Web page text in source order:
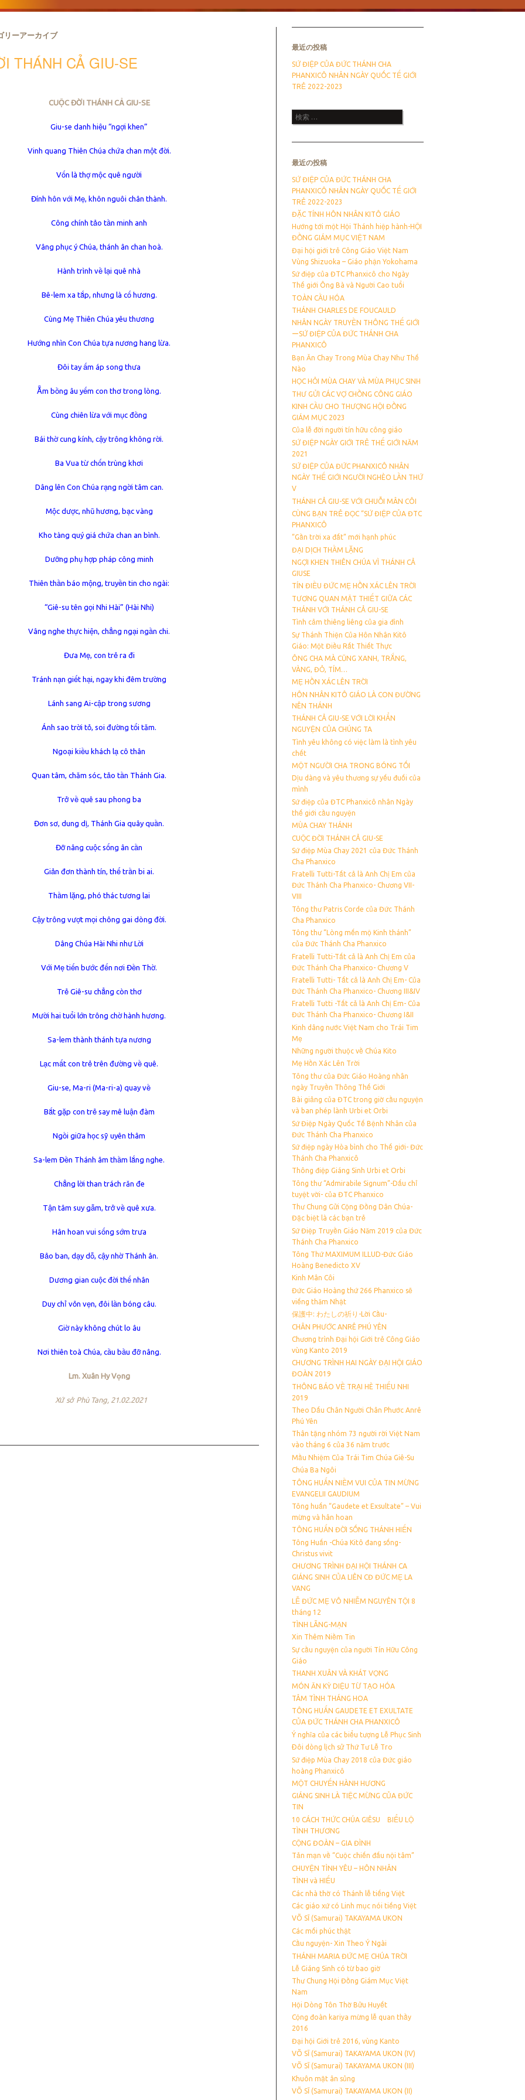
リーアーカイブ
THÁNH CẢ GIU-SE
CUỘC ĐỜI THÁNH CẢ GIU-SE
Giu-se danh hiệu “ngợi khen”
Vinh quang Thiên Chúa chứa chan một đời.
Vốn là thợ mộc quê người
Đính hôn với Mẹ, khôn nguôi chân thành.
Công chính tảo tần minh anh
Vâng phục ý Chúa, thánh ân chan hoà.
Hành trình về lại quê nhà
Bê-lem xa tắp, nhưng là cố hương.
Cùng Mẹ Thiên Chúa yêu thương
Hướng nhìn Con Chúa tựa nương hang lừa.
Đôi tay ấm áp song thưa
Ẵm bồng âu yếm con thơ trong lòng.
Cùng chiên lừa với mục đồng
Bái thờ cung kính, cậy trông không rời.
Ba Vua từ chốn trùng khơi
Dâng lên Con Chúa rạng ngời tâm can.
Mộc dược, nhũ hương, bạc vàng
Kho tàng quý giá chứa chan an bình.
Dưỡng phụ hợp pháp công minh
Thiên thần báo mộng, truyền tin cho ngài:
“Giê-su tên gọi Nhi Hài” (Hài Nhi)
Vâng nghe thực hiện, chẳng ngại ngần chi.
Đưa Mẹ, con trẻ ra đi
Tránh nạn giết hại, ngay khi đêm trường
Lánh sang Ai-cập trong sương
Ánh sao trời tỏ, soi đường tối tăm.
Ngoại kiều khách lạ cô thân
Quan tâm, chăm sóc, tảo tần Thánh Gia.
Trở về quê sau phong ba
Đơn sơ, dung dị, Thánh Gia quây quần.
Đỡ nâng cuộc sống ân cần
Giản đơn thành tín, thế trần bi ai.
Thầm lặng, phó thác tương lai
Cậy trông vượt mọi chông gai dòng đời.
Dâng Chúa Hài Nhi như Lời
Với Mẹ tiến bước đến nơi Đền Thờ.
Trẻ Giê-su chẳng còn thơ
Mười hai tuổi lớn trông chờ hành hương.
Sa-lem thành thánh tựa nương
Lạc mất con trẻ trên đường về quê.
Giu-se, Ma-ri (Ma-ri-a) quay về
Bắt gặp con trẻ say mê luận đàm
Ngồi giữa học sỹ uyên thâm
Sa-lem Đền Thánh âm thầm lắng nghe.
Chẳng lời than trách răn đe
Tận tâm suy gẫm, trở về quê xưa.
Hân hoan vui sống sớm trưa
Bảo ban, dạy dỗ, cậy nhờ Thánh ân.
Dương gian cuộc đời thế nhân
Duy chỉ vỏn vẹn, đôi lần bóng câu.
Giờ này không chút lo âu
Nơi thiên toà Chúa, cầu bầu đỡ nâng.
Lm. Xuân Hy Vọng
Xứ sở Phù Tang, 21.02.2021
最近の投稿
SỨ ĐIỆP CỦA ĐỨC THÁNH CHA
PHANXICÔ NHÂN NGÀY QUỐC TẾ GIỚI
TRẺ 2022-2023
検索
最近の投稿
SỨ ĐIỆP CỦA ĐỨC THÁNH CHA
PHANXICÔ NHÂN NGÀY QUỐC TẾ GIỚI
TRẺ 2022-2023
ĐẶC TÍNH HÔN NHÂN KITÔ GIÁO
Hướng tới một Hội Thánh hiệp hành-HỘI
ĐỒNG GIÁM MỤC VIỆT NAM
Đại hội giới trẻ Công Giáo Việt Nam
Vùng Shizuoka – Giáo phận Yokohama
Sứ điệp của ĐTC Phanxicô cho Ngày
Thế giới Ông Bà và Người Cao tuổi
TOÀN CẦU HÓA
THÁNH CHARLES DE FOUCAULD
NHÂN NGÀY TRUYỀN THÔNG THẾ GIỚI
ーSỨ ĐIỆP CỦA ĐỨC THÁNH CHA
PHANXICÔ
Bạn Ăn Chay Trong Mùa Chay Như Thế
Nào
HỌC HỎI MÙA CHAY VÀ MÙA PHỤC SINH
THƯ GỬI CÁC VỢ CHỒNG CÔNG GIÁO
KINH CẦU CHO THƯỢNG HỘI ĐỒNG
GIÁM MỤC 2023
Của lễ đời người tín hữu công giáo
SỨ ĐIỆP NGÀY GIỚI TRẺ THẾ GIỚI NĂM
2021
SỨ ĐIỆP CỦA ĐỨC PHANXICÔ NHÂN
NGÀY THẾ GIỚI NGƯỜI NGHÈO LẦN THỨ
V
THÁNH CẢ GIU-SE VỚI CHUỖI MÂN CÔI
CÙNG BẠN TRẺ ĐỌC “SỨ ĐIỆP CỦA ĐTC
PHANXICÔ
“Gần trời xa đất” mới hạnh phúc
ĐẠI DỊCH THẦM LẶNG
NGỢI KHEN THIÊN CHÚA VÌ THÁNH CẢ
GIUSE
TÍN ĐIỀU ĐỨC MẸ HỒN XÁC LÊN TRỜI
TƯƠNG QUAN MẬT THIẾT GIỮA CÁC
THÁNH VỚI THÁNH CẢ GIU-SE
Tình cảm thiêng liêng của gia đình
Sự Thánh Thiện Của Hôn Nhân Kitô
Giáo: Một Điều Rất Thiết Thực
ÔNG CHA MÀ CŨNG XANH, TRẮNG,
VÀNG, ĐỎ, TÍM…
MẸ HỒN XÁC LÊN TRỜI
HÔN NHÂN KITÔ GIÁO LÀ CON ĐƯỜNG
NÊN THÁNH
THÁNH CẢ GIU-SE VỚI LỜI KHẨN
NGUYỆN CỦA CHÚNG TA
Tình yêu không có việc làm là tình yêu
chết
MỘT NGƯỜI CHA TRONG BÓNG TỐI
Dịu dàng và yêu thương sự yếu đuối của
mình
Sứ điệp của ĐTC Phanxicô nhân Ngày
thế giới cầu nguyện
MÙA CHAY THÁNH
CUỘC ĐỜI THÁNH CẢ GIU-SE
Sứ điệp Mùa Chay 2021 của Đức Thánh
Cha Phanxico
Fratelli Tutti-Tất cả là Anh Chị Em của
Đức Thánh Cha Phanxico- Chương VII-
VIII
Tông thư Patris Corde của Đức Thánh
Cha Phanxico
Tông thư “Lòng mến mộ Kinh thánh”
của Đức Thánh Cha Phanxico
Fratelli Tutti-Tất cả là Anh Chị Em của
Đức Thánh Cha Phanxico- Chương V
Fratelli Tutti- Tất cả là Anh Chị Em- Của
Đức Thánh Cha Phanxico- Chương III&IV
Fratelli Tutti -Tất cả là Anh Chị Em- Của
Đức Thánh Cha Phanxico- Chương I&II
Kinh dâng nước Việt Nam cho Trái Tim
Mẹ
Những người thuộc về Chúa Kito
Mẹ Hồn Xác Lên Trời
Tông thư của Đức Giáo Hoàng nhân
ngày Truyền Thông Thế Giới
Bài giảng của ĐTC trong giờ cầu nguyện
và ban phép lành Urbi et Orbi
Sứ Điệp Ngày Quốc Tế Bệnh Nhân của
Đức Thánh Cha Phanxico
Sứ điệp ngày Hòa bình cho Thế giới- Đức
Thánh Cha Phanxicô
Thông điệp Giáng Sinh Urbi et Orbi
Tông thư “Admirabile Signum”-Dấu chỉ
tuyệt vời- của ĐTC Phanxico
Thư Chung Gửi Cộng Đồng Dân Chúa-
Đặc biệt là các bạn trẻ
Sứ Điệp Truyền Giáo Năm 2019 của Đức
Thánh Cha Phanxico
Tông Thứ MAXIMUM ILLUD-Đức Giáo
Hoàng Benedicto XV
Kinh Mân Côi
Đức Giáo Hoàng thứ 266 Phanxico sẽ
viếng thăm Nhật
保護中: わたしの祈り-Lời Cầu-
CHÂN PHƯỚC ANRÊ PHÚ YÊN
Chương trình Đại hội Giới trẻ Công Giáo
vùng Kanto 2019
CHƯƠNG TRÌNH HAI NGÀY ĐẠI HỘI GIÁO
ĐOÀN 2019
THÔNG BÁO VỀ TRẠI HÈ THIẾU NHI
2019
Theo Dấu Chân Người Chân Phước Anrê
Phú Yên
Thân tặng nhóm 73 người rời Việt Nam
vào tháng 6 của 36 năm trước
Mầu Nhiệm Của Trái Tim Chúa Giê-Su
Chúa Ba Ngôi
TÔNG HUẤN NIỀM VUI CỦA TIN MỪNG
EVANGELII GAUDIUM
Tông huấn “Gaudete et Exsultate” – Vui
mừng và hân hoan
TÔNG HUẤN ĐỜI SỐNG THÁNH HIẾN
Tông Huấn -Chúa Kitô đang sống-
Christus vivit
CHƯƠNG TRÌNH ĐẠI HỘI THÁNH CA
GIÁNG SINH CỦA LIÊN CĐ ĐỨC MẸ LA
VANG
LỄ ĐỨC MẸ VÔ NHIỄM NGUYÊN TỘI 8
tháng 12
TÌNH LÃNG-MẠN
Xin Thêm Niềm Tin
Sự cầu nguyện của người Tín Hữu Công
Giáo
THANH XUÂN VÀ KHÁT VỌNG
MÓN ĂN KỲ DIỆU TỪ TẠO HÓA
TÂM TÌNH THÁNG HOA
TÔNG HUẤN GAUDETE ET EXULTATE
CỦA ĐỨC THÁNH CHA PHANXICÔ
Ý nghĩa của các biểu tượng Lễ Phục Sinh
Ðôi dòng lịch sử Thứ Tư Lễ Tro
Sứ điệp Mùa Chay 2018 của Đức giáo
hoàng Phanxicô
MỘT CHUYẾN HÀNH HƯƠNG
GIÁNG SINH LÀ TIỆC MỪNG CỦA ĐỨC
TIN
10 CÁCH THỨC CHÚA GIÊSU BIỂU LỘ
TÌNH THƯƠNG
CỘNG ĐOÀN – GIA ĐÌNH
Tản mạn về “Cuộc chiến đấu nội tâm”
CHUYỆN TÌNH YÊU – HÔN NHÂN
TÌNH và HIẾU
Các nhà thờ có Thánh lễ tiếng Việt
Các giáo xứ có Linh mục nói tiếng Việt
VÕ SĨ (Samurai) TAKAYAMA UKON
Các mối phúc thật
Cầu nguyện- Xin Theo Ý Ngài
THÁNH MARIA ĐỨC MẸ CHÚA TRỜI
Lễ Giáng Sinh có từ bao giờ
Thư Chung Hội Đồng Giám Mục Việt
Nam
Hội Dòng Tôn Thờ Bửu Huyết
Cộng đoàn kariya mừng lễ quan thầy
2016
Đại hội Giới trẻ 2016, vùng Kanto
VÕ SĨ (Samurai) TAKAYAMA UKON (IV)
VÕ SĨ (Samurai) TAKAYAMA UKON (III)
Khuôn mặt ân sủng
VÕ SĨ (Samurai) TAKAYAMA UKON (II)